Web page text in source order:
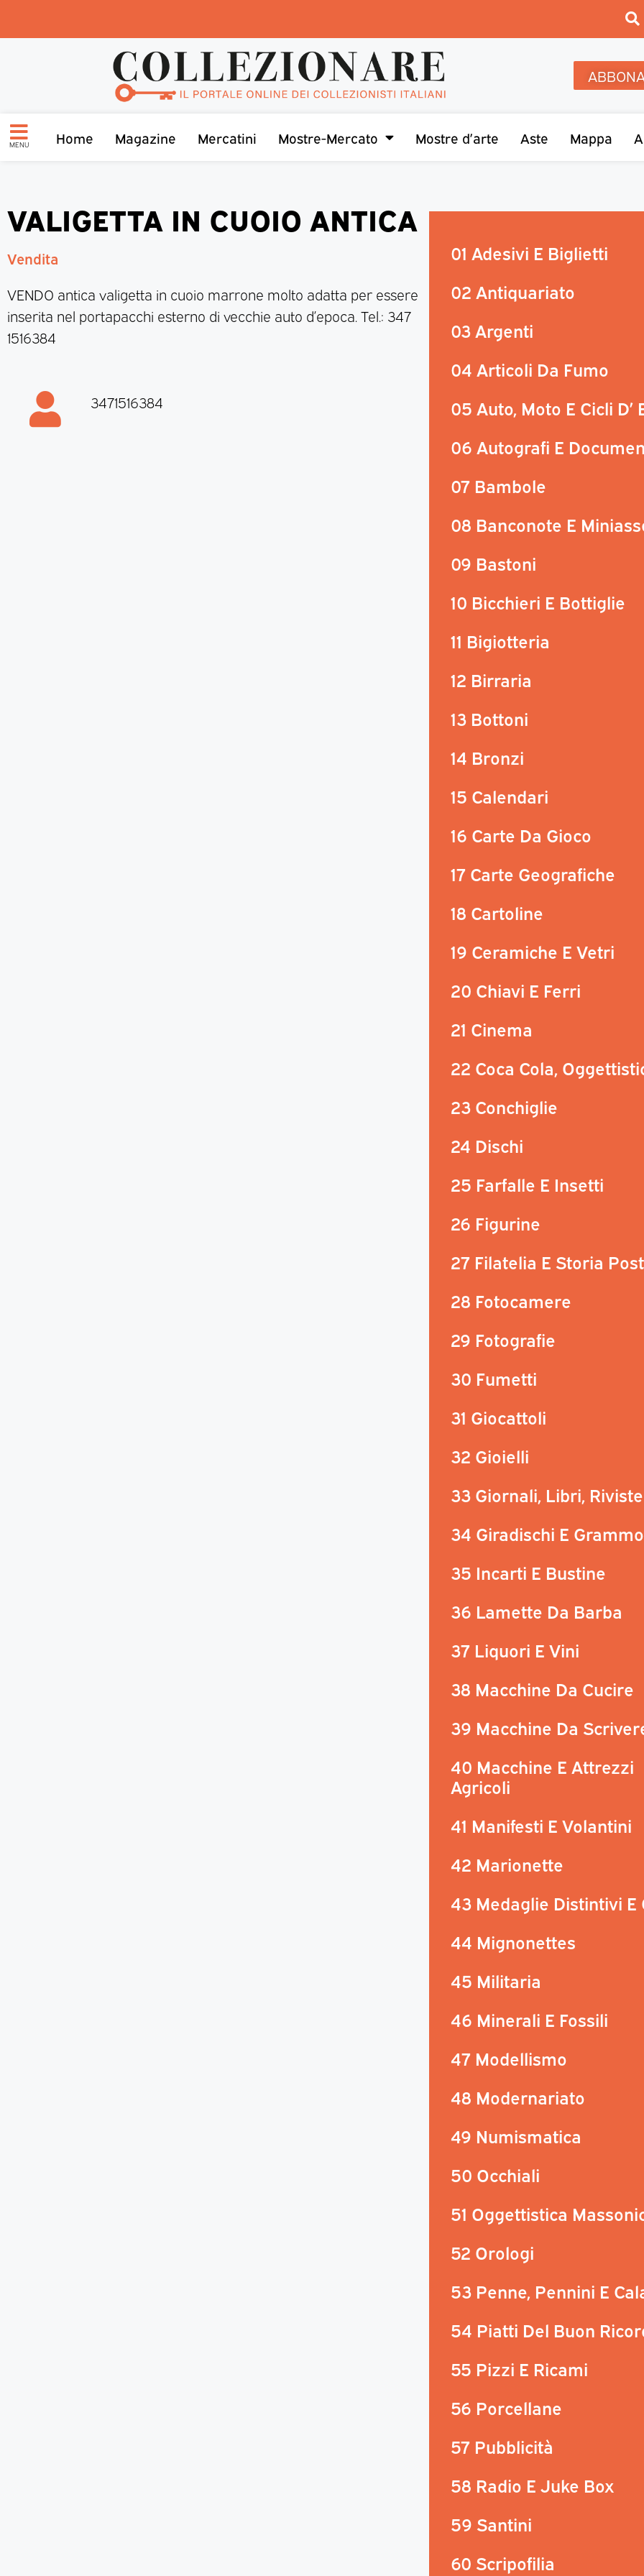
MENU Home Magazine Mercatini Mostre-Mercato Mostre d’arte Aste Mappa
VALIGETTA IN CUOIO ANTICA
Vendita
VENDO antica valigetta in cuoio marrone molto adatta per essere
inserita nel portapacchi esterno di vecchie auto d’epoca. Tel.: 347
1516384
3471516384
01 Adesivi E Biglietti
02 Antiquariato
03 Argenti
04 Articoli Da Fumo
05 Auto, Moto E Cicli D’
06 Autografi E
07 Bambole
08 Banconote E
09 Bastoni
10 Bicchieri E Bottiglie
11 Bigiotteria
12 Birraria
13 Bottoni
14 Bronzi
15 Calendari
16 Carte Da Gioco
17 Carte Geografiche
18 Cartoline
19 Ceramiche E Vetri
20 Chiavi E Ferri
21 Cinema
22 Coca Cola,
23 Conchiglie
24 Dischi
25 Farfalle E Insetti
26 Figurine
27 Filatelia E Storia
28 Fotocamere
29 Fotografie
30 Fumetti
31 Giocattoli
32 Gioielli
33 Giornali, Libri, Riviste
34 Giradischi E
35 Incarti E Bustine
36 Lamette Da Barba
37 Liquori E Vini
38 Macchine Da Cucire
39 Macchine Da
40 Macchine E Attrezzi
Agricoli
41 Manifesti E Volantini
42 Marionette
43 Medaglie Distintivi E
44 Mignonettes
45 Militaria
46 Minerali E Fossili
47 Modellismo
48 Modernariato
49 Numismatica
50 Occhiali
51 Oggettistica
52 Orologi
53 Penne, Pennini E
54 Piatti Del Buon
55 Pizzi E Ricami
56 Porcellane
57 Pubblicità
58 Radio E Juke Box
59 Santini
60 Scripofilia